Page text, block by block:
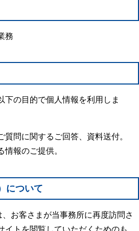
務
下の目的で個人情報を利用しま
質問に関するご回答、資料送付。
情報のご提供。
について
お客さまが当事務所に再度訪問さ
イトを閲覧していただくためのも